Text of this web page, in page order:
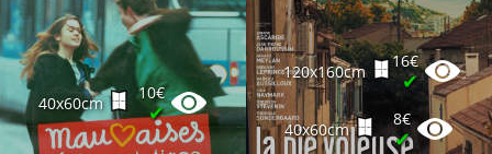
40x60cm
10€
✔
120x160cm
16€
✔
40x60cm
8€
✔